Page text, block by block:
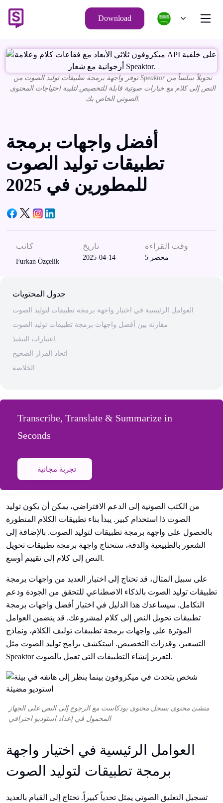
Download
توفر واجهة برمجة تطبيقات توليد الصوت من Speaktor تحويلاً سلساً من
النص إلى كلام مع خيارات صوتية قابلة للتخصيص لتلبية احتياجات المحتوى
الصوتي الخاص بك.
أفضل واجهات برمجة
تطبيقات توليد الصوت
للمطورين في 2025
كاتب
Furkan Özçelik
تاريخ
2025-04-14
وقت القراءة
5 محضر
جدول المحتويات
العوامل الرئيسية في اختيار واجهة برمجة تطبيقات لتوليد الصوت
مقارنة بين أفضل واجهات برمجة تطبيقات توليد الصوت
اعتبارات التنفيذ
اتخاذ القرار الصحيح
الخلاصة
Transcribe, Translate & Summarize in
Seconds
تجربة مجانية
من الكتب الصوتية إلى الدعم الافتراضي، يمكن أن يكون توليد
الصوت ذا استخدام كبير. يبدأ بناء تطبيقات الكلام المتطورة
بالحصول على واجهة برمجة تطبيقات لتوليد الصوت. بالإضافة إلى
الشعور بالطبيعية والدقة، ستحتاج واجهة برمجة تطبيقات تحويل
النص إلى كلام إلى تقييم أوسع.
على سبيل المثال، قد تحتاج إلى اختبار العديد من واجهات برمجة
تطبيقات توليد الصوت بالذكاء الاصطناعي للتحقق من الجودة ودعم
التكامل. سيساعدك هذا الدليل في اختيار أفضل واجهات برمجة
تطبيقات تحويل النص إلى كلام لمشروعك. قد يتضمن العوامل
المؤثرة على واجهات برمجة تطبيقات توليف الكلام، ونماذج
التسعير، وقدرات التخصيص. استكشف برامج توليد الصوت مثل
Speaktor لتعزيز إنشاء التطبيقات التي تعمل بالصوت.
منشئ محتوى يسجل محتوى بودكاست مع الرجوع إلى النص على الجهاز
المحمول في إعداد استوديو احترافي
العوامل الرئيسية في اختيار واجهة
برمجة تطبيقات لتوليد الصوت
تسجيل التعليق الصوتي يمثل تحدياً كبيراً. تحتاج إلى القيام بالعديد